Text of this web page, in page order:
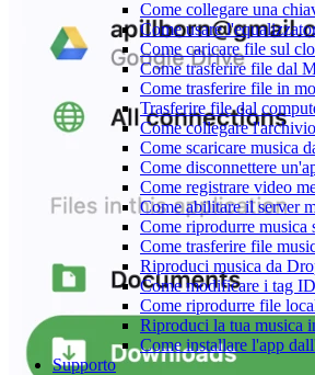
Come collegare una
Come usare
Come caricare file sul
Come trasferire file dal
Come trasferire file in
Trasferire file dal
Come collegare
Come scaricare musica
Come disconnettere
Come registrare video
Come abilitare il server
Come riprodurre
Come trasferire file
Riproduci musica da
Come modificare i tag
Come riprodurre file
Riproduci la tua musica
Come installare l'app
Supporto